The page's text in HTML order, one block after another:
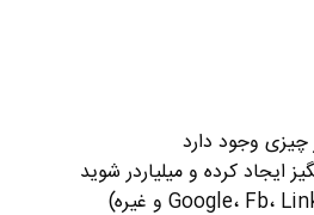
وجود دارد
ایجاد کرده و میلیاردر شوید